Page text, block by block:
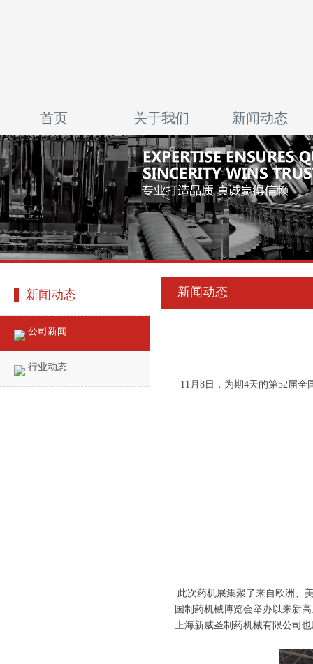
首页 关于我们 新闻动态
新闻动态
公司新闻
行业动态
新闻动态
11月8日，为期4天的第52届
此次药机展集聚了来自欧洲、
国制药机械博览会举办以来新
上海新威圣制药机械有限公司